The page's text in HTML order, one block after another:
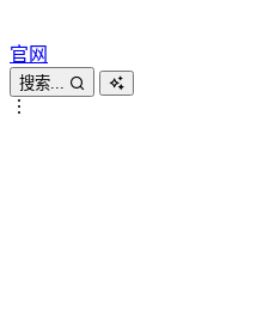
官网
搜索...